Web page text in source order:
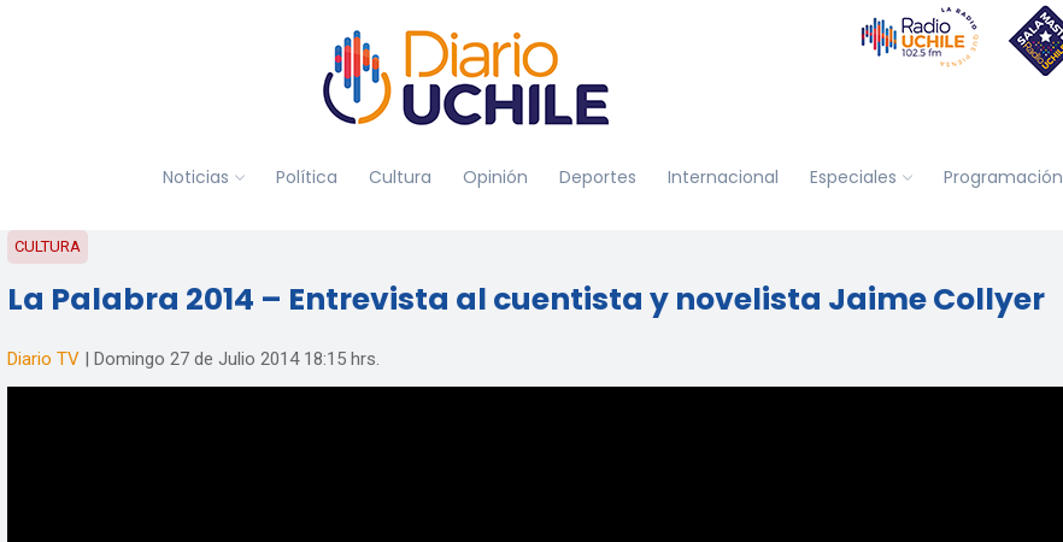
Noticias Política Cultura Opinión Deportes Internacional Especiales Programación
CULTURA
La Palabra 2014 – Entrevista al cuentista y novelista Jaime Collyer
Diario TV | Domingo 27 de Julio 201418:15 hrs.